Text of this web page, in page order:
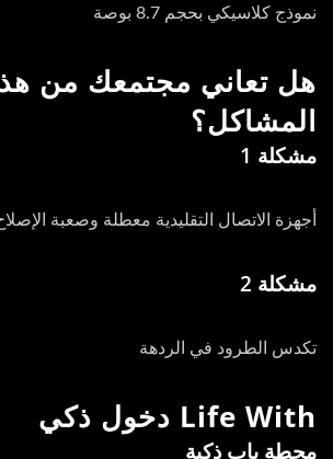
نموذج كلاسيكي بحجم 8.7 بوصة
هل تعاني مجتمعك من
المشاكل؟
مشكلة 1
أجهزة الاتصال التقليدية معطلة وصعبة
مشكلة 2
تكدس الطرود في الردهة
Life With دخول ذكي
محطة باب ذكية